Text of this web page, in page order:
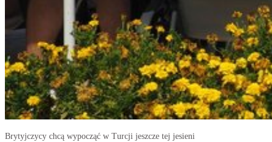
Brytyjczycy chcą wypocząć w Turcji jeszcze tej jesieni